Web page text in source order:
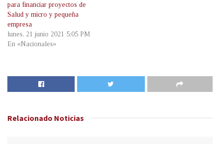
para financiar proyectos de
Salud y micro y pequeña
empresa
lunes, 21 junio 2021 5:05 PM
En «Nacionales»
Relacionado Noticias